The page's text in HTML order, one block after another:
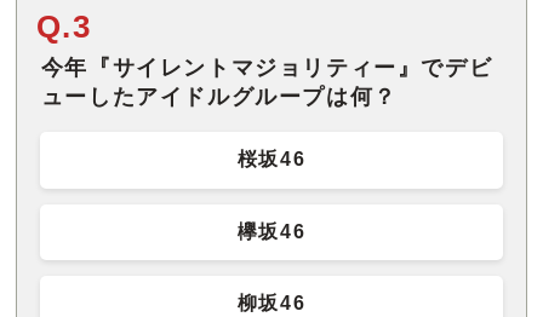
Q.3
今年『サイレントマジョリティー』でデビ
ューしたアイドルグループは何？
桜坂46
欅坂46
柳坂46